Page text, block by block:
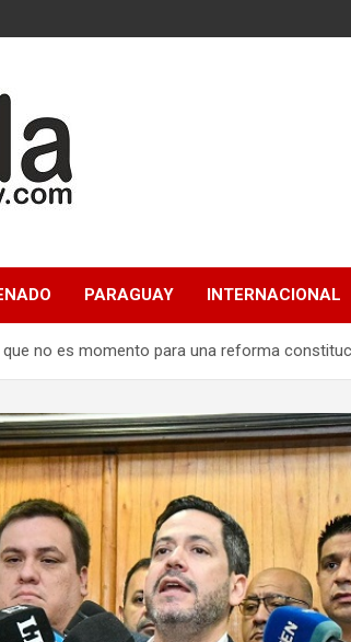
PARAGUAY INTERNACIONAL
no es momento para una reforma